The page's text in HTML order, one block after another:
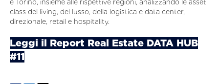
e Torino, insieme alle rispettive regioni, analizzando le asset
class del living, del lusso, della logistica e data center,
direzionale, retail e hospitality.
Leggi il Report Real Estate DATA HUB
#11